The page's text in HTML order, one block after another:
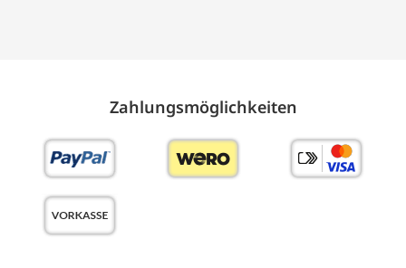
Zahlungs­möglich­keiten